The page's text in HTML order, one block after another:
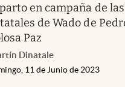
en campaña de
de Wado de
Paz
Dinatale
11 de Junio de 2023